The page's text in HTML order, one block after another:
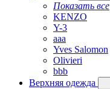
Показать все
KENZO
Y-3
aaa
Yves Salomon
Olivieri
bbb
Верхняя одежда